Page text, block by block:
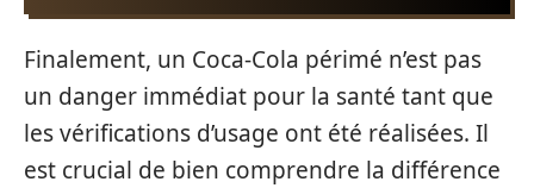
Finalement, un Coca-Cola périmé n’est pas
un danger immédiat pour la santé tant que
les vérifications d’usage ont été réalisées. Il
est crucial de bien comprendre la différence